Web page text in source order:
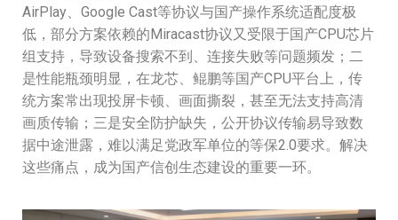
AirPlay、Google Cast等协议与国产操作系统适配度极
低，部分方案依赖的Miracast协议又受限于国产CPU芯片
组支持，导致设备搜索不到、连接失败等问题频发；二
是性能瓶颈明显，在龙芯、鲲鹏等国产CPU平台上，传
统方案常出现投屏卡顿、画面撕裂，甚至无法支持高清
画质传输；三是安全防护缺失，公开协议传输易导致数
据中途泄露，难以满足党政军单位的等保2.0要求。解决
这些痛点，成为国产信创生态建设的重要一环。